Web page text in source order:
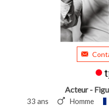
Acteur -
33 ans Homme